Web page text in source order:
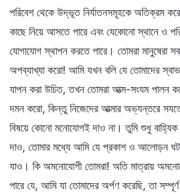
পরিবেশ থেকে উদ্ভূত নির্যাতনসমূহকে অতিক্রম
কাছে নিয়ে আসতে পারে এবং যেকোনো স্থানে ও
যোগাযোগ স্থাপন করতে পারে। তোমরা মানুষেরা
অপব্যাখ্যা করো! আমি যখন বলি যে তোমাদের
যাপন করা উচিত, তখন তোমরা আত্ম-সংযম পালন
দমন করো, কিন্তু নিজেদের আত্মার অভ্যন্তরে
বিষয়ে কোনো মনোযোগই দাও না। তুমি শুধু বাহ্যিক
দাও, তোমার মধ্যে আমি যে প্রকাশ ও আলোড়ন
যাও। কি অমনোযোগী তোমরা! অতি মাত্রায়
পারে যে, আমি যা তোমাদের অর্পণ করেছি, তা